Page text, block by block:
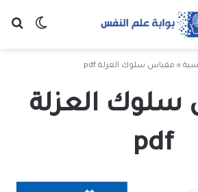
» مقياس سلوك العزلة pdf
العزلة
pdf